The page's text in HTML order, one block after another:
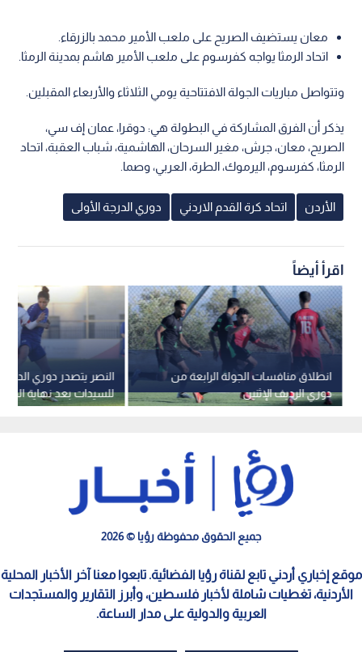
معان يستضيف الصريح على ملعب الأمير محمد بالزرقاء.
اتحاد الرمثا يواجه كفرسوم على ملعب الأمير هاشم بمدينة الرمثا.
وتتواصل مباريات الجولة الافتتاحية يومي الثلاثاء والأربعاء المقبلين.
يذكر أن الفرق المشاركة في البطولة هي: دوقرا، عمان إف سي،
الصريح، معان، جرش، مغير السرحان، الهاشمية، شباب العقبة، اتحاد
الرمثا، كفرسوم، اليرموك، الطرة، العربي، وصما.
الأردن اتحاد كرة القدم الاردني دوري الدرجة الأولى
اقرأ أيضاً
النصر يتصدر دوري الدرجة
للسيدات بعد نهاية
انطلاق منافسات الجولة الرابعة من
دوري الرديف الإثنين
جميع الحقوق محفوظة رؤيا © 2026
موقع إخباري أردني تابع لقناة رؤيا الفضائية. تابعوا معنا آخر الأخبار المحلية
الأردنية، تغطيات شاملة لأخبار فلسطين، وأبرز التقارير والمستجدات
العربية والدولية على مدار الساعة.